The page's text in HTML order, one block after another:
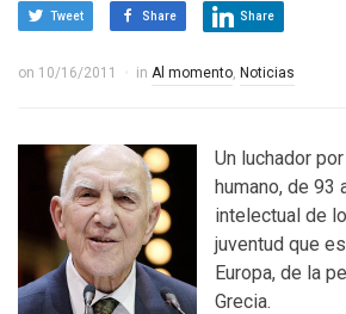
Tweet Share Share
on 10/16/2011 in Al momento, Noticias
Un luchador
humano, de 93
intelectual de
juventud que
Europa, de la
Grecia.